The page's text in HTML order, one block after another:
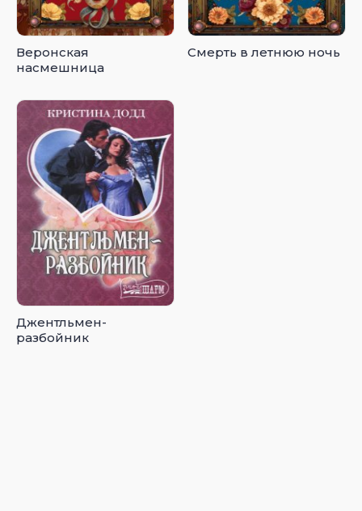
Веронская
насмешница
Смерть в летнюю ночь
Джентльмен-
разбойник